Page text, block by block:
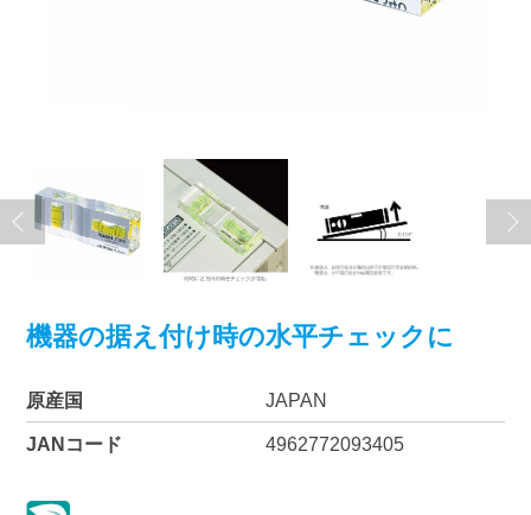
機器の据え付け時の水平チェックに
原産国 JAPAN
JANコード 4962772093405